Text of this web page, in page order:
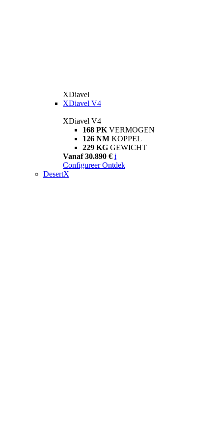
XDiavel
XDiavel V4
XDiavel V4
168 PK VERMOGEN
126 NM KOPPEL
229 KG GEWICHT
Vanaf 30.890 € i
Configureer Ontdek
DesertX